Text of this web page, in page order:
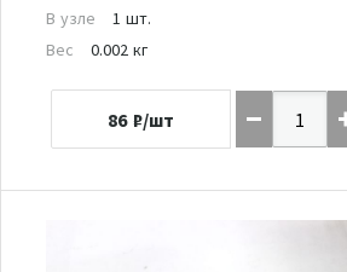
В узле
1 шт.
Вес
0.002 кг
86 ₽/шт